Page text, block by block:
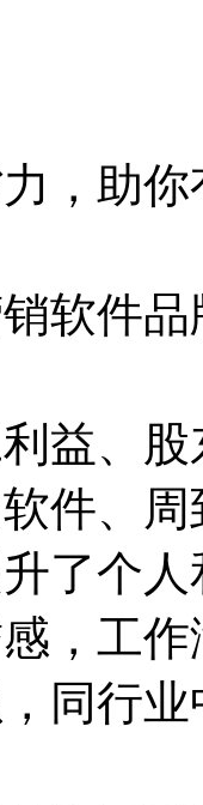
，助
软件品
益、
件、
了个
，工
同行